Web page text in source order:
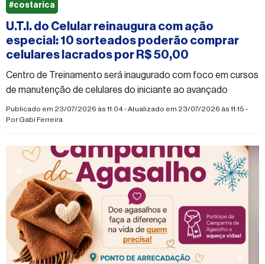
U.T.I. do Celular reinaugura com ação
especial: 10 sorteados poderão comprar
celulares lacrados por R$ 50,00
Centro de Treinamento será inaugurado com foco em cursos
de manutenção de celulares do iniciante ao avançado
Publicado em 23/07/2026 às 11:04 - Atualizado em 23/07/2026 às 11:15 -
PorGabi Ferreira
#costarica